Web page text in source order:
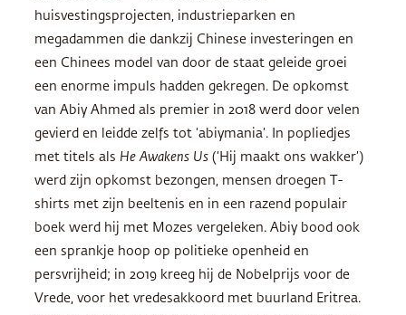
huisvestingsprojecten, industrieparken en
megadammen die dankzij Chinese investeringen en
een Chinees model van door de staat geleide groei
een enorme impuls hadden gekregen. De opkomst
van Abiy Ahmed als premier in 2018 werd door velen
gevierd en leidde zelfs tot ‘abiymania’. In popliedjes
met titels als He Awakens Us (‘Hij maakt ons wakker’)
werd zijn opkomst bezongen, mensen droegen T-
shirts met zijn beeltenis en in een razend populair
boek werd hij met Mozes vergeleken. Abiy bood ook
een sprankje hoop op politieke openheid en
persvrijheid; in 2019 kreeg hij de Nobelprijs voor de
Vrede, voor het vredesakkoord met buurland Eritrea.